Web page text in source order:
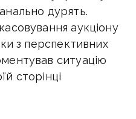
дурять.
аукціону
з перспективних
ситуацію
сторінці